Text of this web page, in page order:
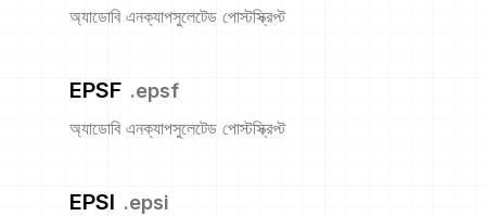
অ্যাডোবি এনক্যাপসুলেটেড পোস্টস্ক্রিপ্ট
EPSF .epsf
অ্যাডোবি এনক্যাপসুলেটেড পোস্টস্ক্রিপ্ট
EPSI .epsi